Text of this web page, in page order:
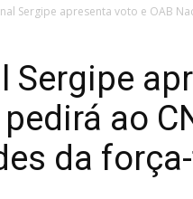
Sergipe apresenta voto e OAB
Sergipe
ao
da